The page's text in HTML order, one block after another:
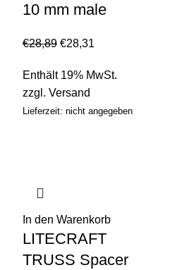
10 mm male
€28,89 €28,31
Enthält 19% MwSt.
zzgl. Versand
Lieferzeit: nicht angegeben
In den Warenkorb
LITECRAFT
TRUSS Spacer